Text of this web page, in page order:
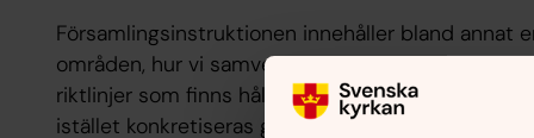
Församlingsinstruktionen innehåller bland annat
områden, hur vi samverkar, samt en kort
riktlinjer som finns hålls den på en övergripande,
istället konkretiseras genom årliga